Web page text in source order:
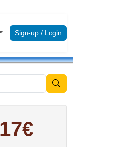
Sign-up / Login
New search:
17€